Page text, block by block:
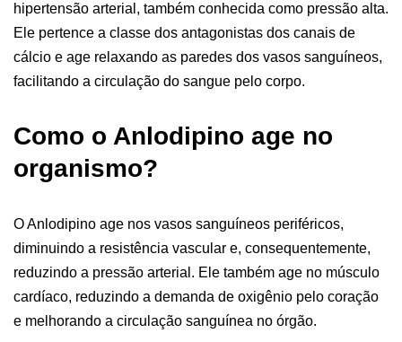
hipertensão arterial, também conhecida como pressão alta.
Ele pertence a classe dos antagonistas dos canais de
cálcio e age relaxando as paredes dos vasos sanguíneos,
facilitando a circulação do sangue pelo corpo.
Como o Anlodipino age no
organismo?
O Anlodipino age nos vasos sanguíneos periféricos,
diminuindo a resistência vascular e, consequentemente,
reduzindo a pressão arterial. Ele também age no músculo
cardíaco, reduzindo a demanda de oxigênio pelo coração
e melhorando a circulação sanguínea no órgão.